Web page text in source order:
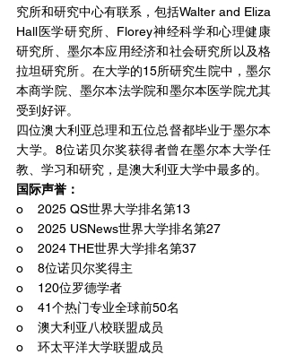
究所和研究中心有联系，包括Walter and Eliza
Hall医学研究所、Florey神经科学和心理健康
研究所、墨尔本应用经济和社会研究所以及格
拉坦研究所。在大学的15所研究生院中，墨尔
本商学院、墨尔本法学院和墨尔本医学院尤其
受到好评。
四位澳大利亚总理和五位总督都毕业于墨尔本
大学。8位诺贝尔奖获得者曾在墨尔本大学任
教、学习和研究，是澳大利亚大学中最多的。
国际声誉：
o 2025 QS世界大学排名第13
o 2025 USNews世界大学排名第27
o 2024 THE世界大学排名第37
o 8位诺贝尔奖得主
o 120位罗德学者
o 41个热门专业全球前50名
o 澳大利亚八校联盟成员
o 环太平洋大学联盟成员